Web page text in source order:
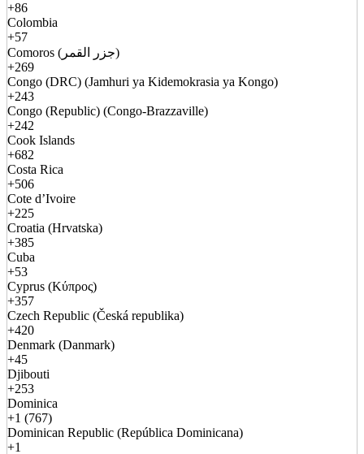
+86
Colombia
+57
Comoros (جزر القمر)
+269
Congo (DRC) (Jamhuri ya Kidemokrasia ya Kongo)
+243
Congo (Republic) (Congo-Brazzaville)
+242
Cook Islands
+682
Costa Rica
+506
Cote d’Ivoire
+225
Croatia (Hrvatska)
+385
Cuba
+53
Cyprus (Κύπρος)
+357
Czech Republic (Česká republika)
+420
Denmark (Danmark)
+45
Djibouti
+253
Dominica
+1 (767)
Dominican Republic (República Dominicana)
+1